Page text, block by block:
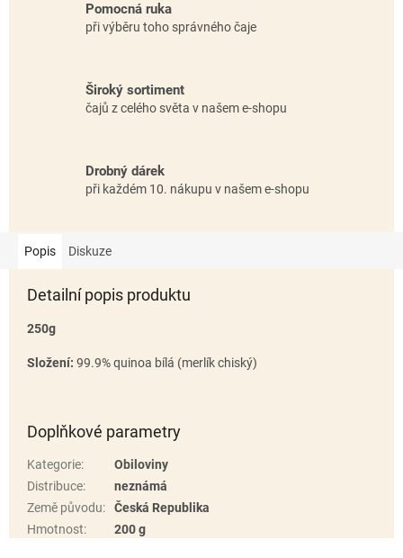
Pomocná ruka
při výběru toho správného čaje
Široký sortiment
čajů z celého světa v našem e-shopu
Drobný dárek
při každém 10. nákupu v našem e-shopu
Popis Diskuze
Detailní popis produktu
250g
Složení: 99.9% quinoa bílá (merlík chiský)
Doplňkové parametry
Kategorie:
Obiloviny
Distribuce:
neznámá
Země původu:
Česká Republika
Hmotnost: 200 g